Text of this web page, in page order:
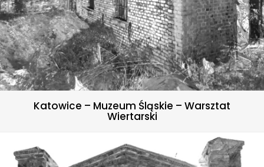
Katowice – Muzeum Śląskie – Warsztat
Wiertarski